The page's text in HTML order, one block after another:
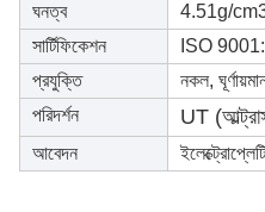
ঘনত্ব
4.51g/
সার্টিফিকেশন
ISO
প্রযুক্তি
নকল,
পরিদর্শন
UT
আবেদন